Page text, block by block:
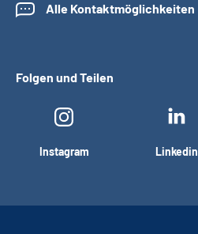
Alle Kontaktmöglichkeiten
Folgen und Teilen
Instagram Linkedin